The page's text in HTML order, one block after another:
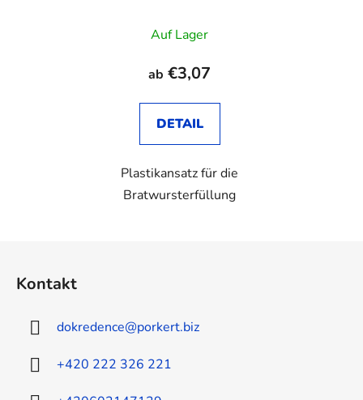
Auf Lager
ab €3,07
DETAIL
Plastikansatz für die
Bratwursterfüllung
Kontakt
dokredence@porkert.biz
+420 222 326 221